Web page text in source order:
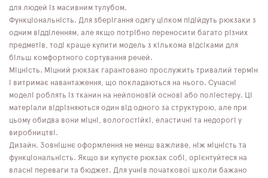
для людей із масивним тулубом.
Функціональність. Для зберігання одягу цілком підійдуть рюкзаки з
одним відділенням, але якщо потрібно переносити багато різних
предметів, тоді краще купити модель з кількома відсіками для
більш комфортного сортування речей.
Міцність. Міцний рюкзак гарантовано прослужить тривалий термін
і витримає навантаження, що покладаються на нього. Сучасні
моделі роблять із тканин на нейлоновій основі або поліестеру. Ці
матеріали відрізняються один від одного за структурою, але при
цьому обидва вони міцні, вологостійкі, еластичні та недорогі у
виробництві.
Дизайн. Зовнішнє оформлення не менш важливе, ніж міцність та
функціональність. Якщо ви купуєте рюкзак собі, орієнтуйтеся на
власні переваги та бюджет. Для учнів початкової школи бажано